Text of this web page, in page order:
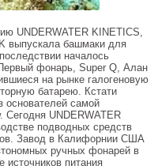
UNDERWATER KINETICS,
выпускала башмаки для
началось
фонарь, Super Q, Алан
на рынке галогеновую
батарею. Кстати
основателей самой
Сегодня UNDERWATER
подводных средств
Завод в Калифорнии США
ручных фонарей в
источников питания